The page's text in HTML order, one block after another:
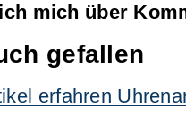
mich über
gefallen